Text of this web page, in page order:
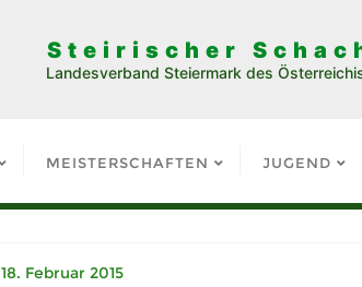
Steirischer
Landesverband Steiermark des
MEISTERSCHAFTEN JUGEND
18. Februar 2015